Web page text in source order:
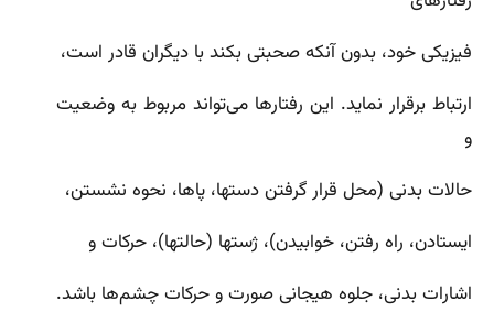
فیزیکی خود، بدون آنکه صحبتی بکند با دیگران قادر است،
ارتباط برقرار نماید. این رفتارها می‌تواند مربوط به وضعیت
و
حالات بدنی (محل قرار گرفتن دستها، پاها، نحوه نشستن،
ایستادن، راه رفتن، خوابیدن)، ژستها (حالتها)، حرکات و
اشارات بدنی، جلوه‌ هیجانی صورت و حرکات چشم‌ها باشد.